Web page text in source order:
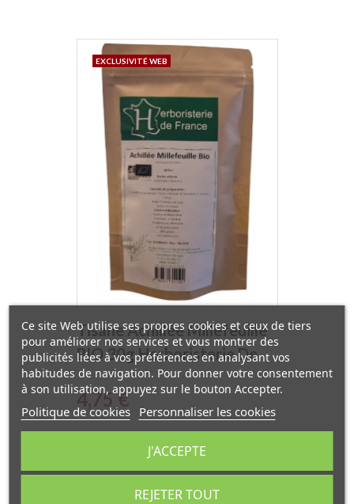
Tisane Achillée Millefeuille
BIO 30g Herboristerie De
France
Prix
4,75 €
EXCLUSIVITÉ WEB
Ce site Web utilise ses propres cookies et ceux de tiers
pour améliorer nos services et vous montrer des
publicités liées à vos préférences en analysant vos
habitudes de navigation. Pour donner votre consentement
à son utilisation, appuyez sur le bouton Accepter.
Politique de cookies Personnaliser les cookies
REJETER TOUT
J'ACCEPTE